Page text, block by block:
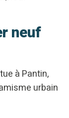
neuf
à Pantin,
urbain